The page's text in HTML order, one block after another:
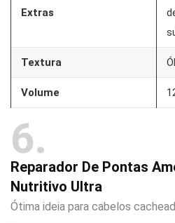
Extras
Textura
Volume
6
Reparador De Pontas
Nutritivo Ultra
Ótima ideia para cabelos